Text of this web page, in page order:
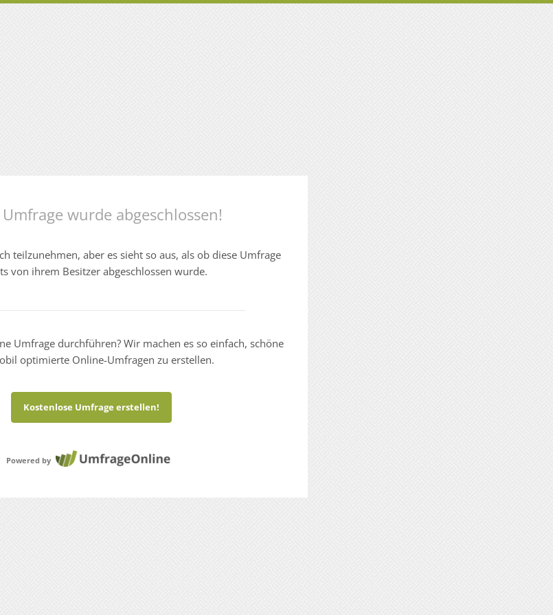
Umfrage wurde abgeschlossen!
teilzunehmen, aber es sieht so aus, als ob diese Umfrage
von ihrem Besitzer abgeschlossen wurde.
Umfrage durchführen? Wir machen es so einfach, schöne
optimierte Online-Umfragen zu erstellen.
Kostenlose Umfrage erstellen!
Powered by